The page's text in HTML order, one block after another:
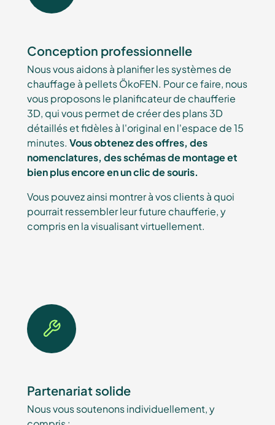
Conception professionnelle
Nous vous aidons à planifier les systèmes de
chauffage à pellets ÖkoFEN. Pour ce faire, nous
vous proposons le planificateur de chaufferie
3D, qui vous permet de créer des plans 3D
détaillés et fidèles à l'original en l'espace de 15
minutes. Vous obtenez des offres, des
nomenclatures, des schémas de montage et
bien plus encore en un clic de souris.
Vous pouvez ainsi montrer à vos clients à quoi
pourrait ressembler leur future chaufferie, y
compris en la visualisant virtuellement.
Partenariat solide
Nous vous soutenons individuellement, y